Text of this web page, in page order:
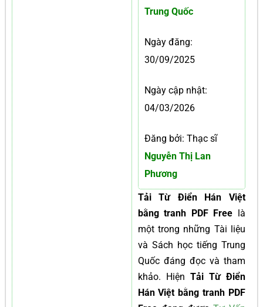
Trung Quốc
Ngày đăng:
30/09/2025
Ngày cập nhật:
04/03/2026
Đăng bởi: Thạc sĩ
Nguyễn Thị Lan
Phương
Tải Từ Điển Hán Việt
bằng tranh PDF Free là
một trong những Tài liệu
và Sách học tiếng Trung
Quốc đáng đọc và tham
khảo. Hiện Tải Từ Điển
Hán Việt bằng tranh PDF